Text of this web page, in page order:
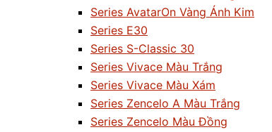
Series AvatarOn Vàng Ánh Kim
Series E30
Series S-Classic 30
Series Vivace Màu Trắng
Series Vivace Màu Xám
Series Zencelo A Màu Trắng
Series Zencelo Màu Đồng